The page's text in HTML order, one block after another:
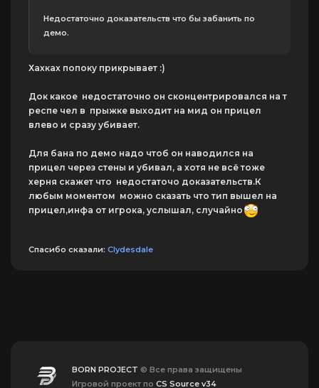
Недостаточно доказательств что бы забанить по
демо.
Хахках попоку прикрывает :)
Док какое недостаточно он сконцентрировался на т
респе чел в прыжке выходит на мид он прицел
влево и сразу убивает.
Для бана по демо надо чтоб он наводился на
прицел через стены и убивал, а хотя не всё тоже
херня скажет что недостаточо доказательств.К
любым моментом можно сказать что тип вышел на
прицел,инфа от игрока, услышал, случайно
Спасибо сказали: Clydesdale
BORN PROJECT © Все права защищены
Игровой проект по CS Source v34